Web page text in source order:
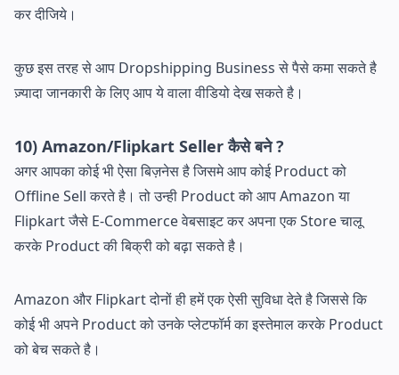
कर दीजिये।
कुछ इस तरह से आप Dropshipping Business से पैसे कमा सकते है
ज़्यादा जानकारी के लिए आप ये वाला वीडियो देख सकते है।
10) Amazon/Flipkart Seller कैसे बने ?
अगर आपका कोई भी ऐसा बिज़नेस है जिसमे आप कोई Product को
Offline Sell करते है। तो उन्ही Product को आप Amazon या
Flipkart जैसे E-Commerce वेबसाइट कर अपना एक Store चालू
करके Product की बिक्री को बढ़ा सकते है।
Amazon और Flipkart दोनों ही हमें एक ऐसी सुविधा देते है जिससे कि
कोई भी अपने Product को उनके प्लेटफॉर्म का इस्तेमाल करके Product
को बेच सकते है।